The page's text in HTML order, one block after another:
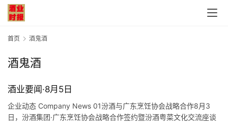
首页 酒鬼酒
酒鬼酒
酒业要闻·8月5日
企业动态 Company News 01汾酒与广东烹饪协会战略合作8月3
日，汾酒集团·广东烹饪协会战略合作签约暨汾酒粤菜文化交流座谈